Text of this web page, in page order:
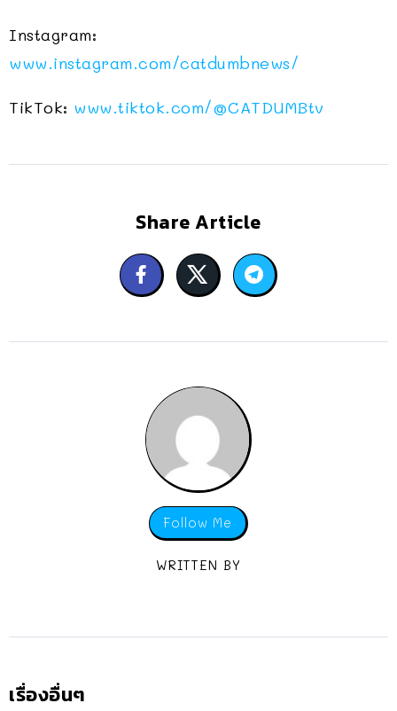
Instagram:
www.instagram.com/catdumbnews/
TikTok: www.tiktok.com/@CATDUMBtv
Share Article
Follow Me
WRITTEN BY
เรื่องอื่นๆ